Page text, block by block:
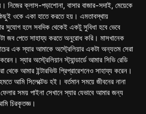
নিজের ক্লাস-পড়াশোনা, বাসার বাজার-সদাই, মেয়েকে
ওকে একা হাতে করতে হয়। এমতাবস্থায়
সুযোগ হলে সবদিক থেকেই একটু সুবিধা হবে ভেবে
জব পেতে সাহায্য করতে অনুরোধ করি। মাসখানেক
এক স্যার আমাকে অস্ট্রেলিয়ার একটা অন্যতম সেরা
স্যার অস্ট্রেলিয়ান স্ট্যান্ডার্ডে আমার সিভি রেডি
থেকে আমার ইন্টারভিউ প্রিপ্রারেশনেও সাহায্য করেন।
আমি সিলেক্টেড হই। বর্তমান সময়ে জীবনের নানা
সময় পাইনা সেখানে স্যার যেভাবে আমার জন্য
চিরকৃতজ্ঞ।